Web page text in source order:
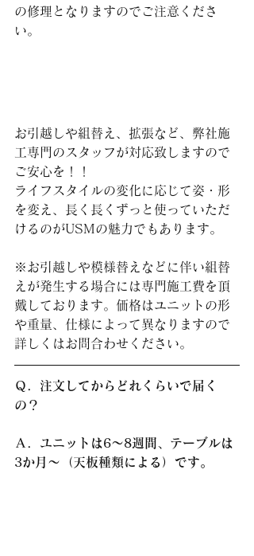
の修理となりますのでご注意くださ
い。
お引越しや組替え、拡張など、弊社施
工専門のスタッフが対応致しますので
ご安心を！！
ライフスタイルの変化に応じて姿・形
を変え、長く長くずっと使っていただ
けるのがUSMの魅力でもあります。
※お引越しや模様替えなどに伴い組替
えが発生する場合には専門施工費を頂
戴しております。価格はユニットの形
や重量、仕様によって異なりますので
詳しくはお問合わせください。
Ｑ．注文してからどれくらいで届く
の？
Ａ．ユニットは6～8週間、テーブルは
3か月～（天板種類による）です。